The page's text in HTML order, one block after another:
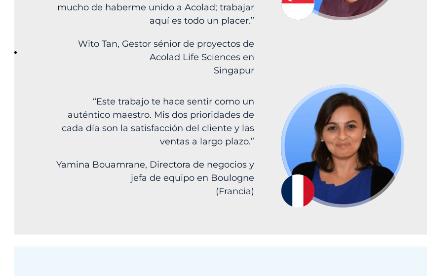
mucho de haberme unido a Acolad; trabajar
aquí es todo un placer.”
Wito Tan, Gestor sénior de proyectos de
Acolad Life Sciences en
Singapur
“Este trabajo te hace sentir como un
auténtico maestro. Mis dos prioridades de
cada día son la satisfacción del cliente y las
ventas a largo plazo.”
Yamina Bouamrane, Directora de negocios y
jefa de equipo en Boulogne
(Francia)